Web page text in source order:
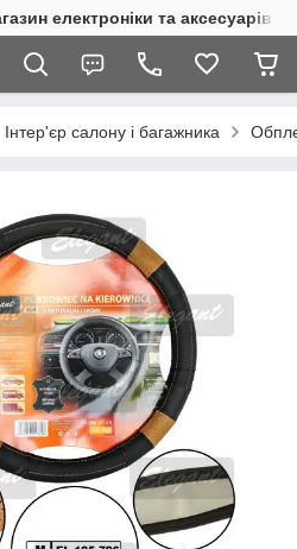
електроніки та аксесуарів в
Інтер'єр салону і багажника